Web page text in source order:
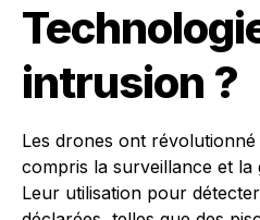
intrusion ?
Les drones ont
compris la surveillance et la
Leur utilisation pour